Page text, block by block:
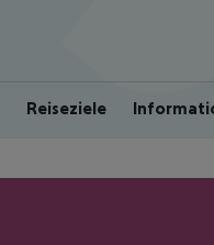
Reiseziele